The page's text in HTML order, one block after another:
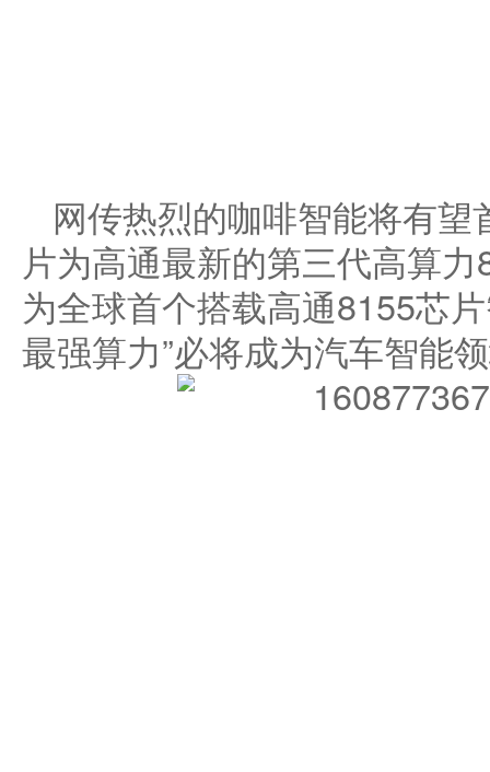
网传热烈的咖啡智能将有
片为高通最新的第三代高算
为全球首个搭载高通8155芯
最强算力”必将成为汽车智能